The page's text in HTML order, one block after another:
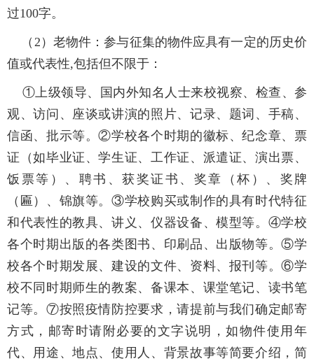
过100字。
（2）老物件：参与征集的物件应具有一定的历史价
值或代表性,包括但不限于：
①上级领导、国内外知名人士来校视察、检查、参
观、访问、座谈或讲演的照片、记录、题词、手稿、
信函、批示等。②学校各个时期的徽标、纪念章、票
证（如毕业证、学生证、工作证、派遣证、演出票、
饭票等）、聘书、获奖证书、奖章（杯）、奖牌
（匾）、锦旗等。③学校购买或制作的具有时代特征
和代表性的教具、讲义、仪器设备、模型等。④学校
各个时期出版的各类图书、印刷品、出版物等。⑤学
校各个时期发展、建设的文件、资料、报刊等。⑥学
校不同时期师生的教案、备课本、课堂笔记、读书笔
记等。⑦按照疫情防控要求，请提前与我们确定邮寄
方式，邮寄时请附必要的文字说明，如物件使用年
代、用途、地点、使用人、背景故事等简要介绍，简